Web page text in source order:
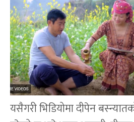
यसैगरी भिडियोमा दीपेन